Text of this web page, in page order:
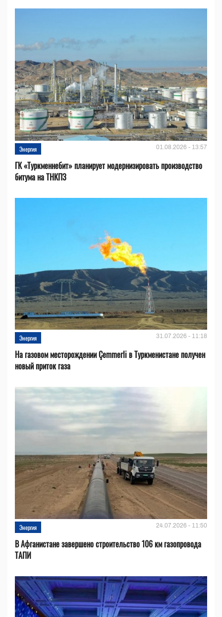
Энергия 01.08.2026 - 13:57
ГК «Туркменнебит» планирует модернизировать производство
битума на ТНКПЗ
Энергия 31.07.2026 - 11:18
На газовом месторождении Çemmerli в Туркменистане получен
новый приток газа
Энергия 24.07.2026 - 11:50
В Афганистане завершено строительство 106 км газопровода
ТАПИ